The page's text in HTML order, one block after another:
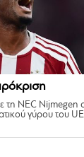
τη NEC Nijmegen
γύρου του